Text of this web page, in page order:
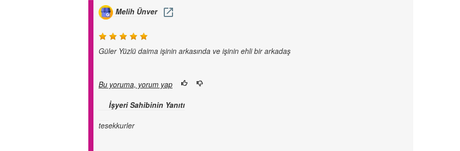
Melih Ünver
Güler Yüzlü daima işinin arkasında ve işinin ehli bir arkadaş
Bu yoruma, yorum yap
İşyeri Sahibinin Yanıtı
tesekkurler